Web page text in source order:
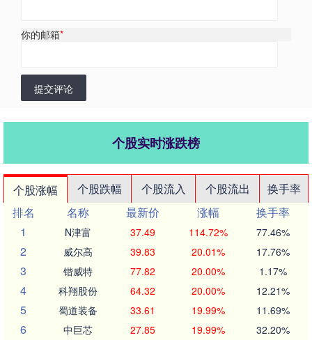
你的邮箱*
提交评论
个股实时涨跌榜
个股涨幅 个股跌幅 个股流入 个股流出
换手率
排名
名称 最新价 涨幅
换手率
1
N津富 37.49 114.72% 77.46%
2 威尔高 39.83 20.01% 17.76%
3 锴威特 77.82 20.00% 1.17%
4 科翔股份 64.32 20.00% 12.21%
5 蜀道装备 33.61 19.99% 11.69%
6 中巨芯 27.85 19.99% 32.20%